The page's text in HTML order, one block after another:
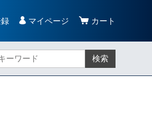
マイページ カート
検索